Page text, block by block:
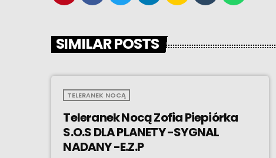
SIMILAR POSTS
TELERANEK NOCĄ
Teleranek Nocą Zofia Piepiórka
S.O.S DLA PLANETY -SYGNAL
NADANY -E.Z.P